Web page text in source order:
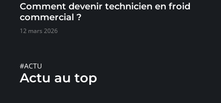
Comment devenir technicien en froid
commercial ?
12 mars 2026
#ACTU
Actu au top